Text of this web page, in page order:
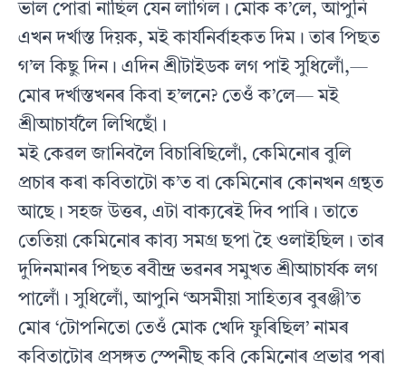
ভাল পোৱা নাছিল যেন লাগিল। মোক ক’লে, আপুনি
এখন দৰ্খাস্ত দিয়ক, মই কাৰ্যনিৰ্বাহকত দিম। তাৰ পিছত
গ’ল কিছু দিন। এদিন শ্ৰীটাইডক লগ পাই সুধিলোঁ,—
মোৰ দৰ্খাস্তখনৰ কিবা হ’লনে? তেওঁ ক’লে— মই
শ্ৰীআচাৰ্যলৈ লিখিছোঁ।
মই কেৱল জানিবলৈ বিচাৰিছিলোঁ, কেমিনোৰ বুলি
প্ৰচাৰ কৰা কবিতাটো ক’ত বা কেমিনোৰ কোনখন গ্ৰন্থত
আছে। সহজ উত্তৰ, এটা বাক্যৰেই দিব পাৰি। তাতে
তেতিয়া কেমিনোৰ কাব্য সমগ্ৰ ছপা হৈ ওলাইছিল। তাৰ
দুদিনমানৰ পিছত ৰবীন্দ্ৰ ভৱনৰ সমুখত শ্ৰীআচাৰ্যক লগ
পালোঁ। সুধিলোঁ, আপুনি ‘অসমীয়া সাহিত্যৰ বুৰঞ্জী’ত
মোৰ ‘টোপনিতো তেওঁ মোক খেদি ফুৰিছিল’ নামৰ
কবিতাটোৰ প্ৰসঙ্গত স্পেনীছ কবি কেমিনোৰ প্ৰভাৱ পৰা